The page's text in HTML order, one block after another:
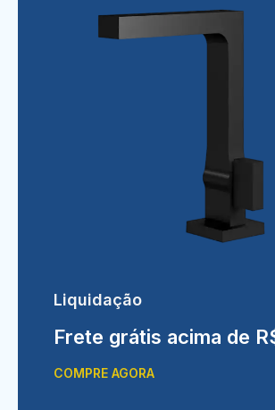
Liquidação
Frete grátis acima de
COMPRE AGORA